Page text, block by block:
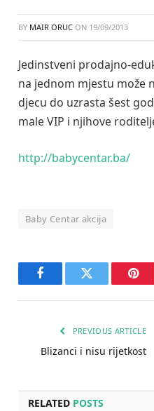
BY MAIR ORUC ON 19/09/2013
Jedinstveni prodajno-
na jednom mjestu može
djecu do uzrasta šest
male VIP i njihove
http://babycentar.ba/
Baby Centar akcija
FacebookTwitter
PREVIOUS ARTICLE
Blizanci i nisu rijetkost
RELATED POSTS